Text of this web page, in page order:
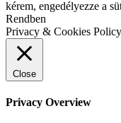
kérem, engedélyezze a
Rendben
Privacy & Cookies Policy
Close
Privacy Overview